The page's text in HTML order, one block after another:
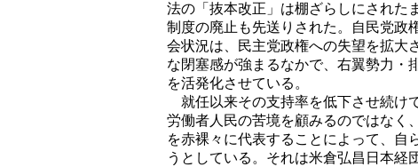
法の「抜本改正」は棚ざらしにされた
制度の廃止も先送りされた。自民党政
会状況は、民主党政権への失望を拡大
な閉塞感が強まるなかで、右翼勢力・
を活発化させている。
就任以来その支持率を低下させ続け
労働者人民の苦境を顧みるのではなく
を赤裸々に代表することによって、自
うとしている。それは米倉弘昌日本経